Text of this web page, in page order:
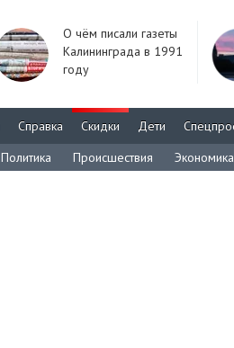
О чём писали газеты
Калининграда в 1991
году
Справка Скидки Дети
Политика Происшествия Экономика